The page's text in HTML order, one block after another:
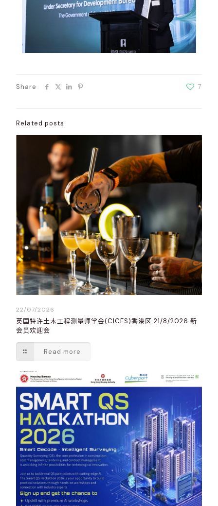
Share 7
Related posts
22/07/2026
英国特许土木工程测量师学会(CICES)香港区 21/8/2026 新
会员欢迎会
Read more